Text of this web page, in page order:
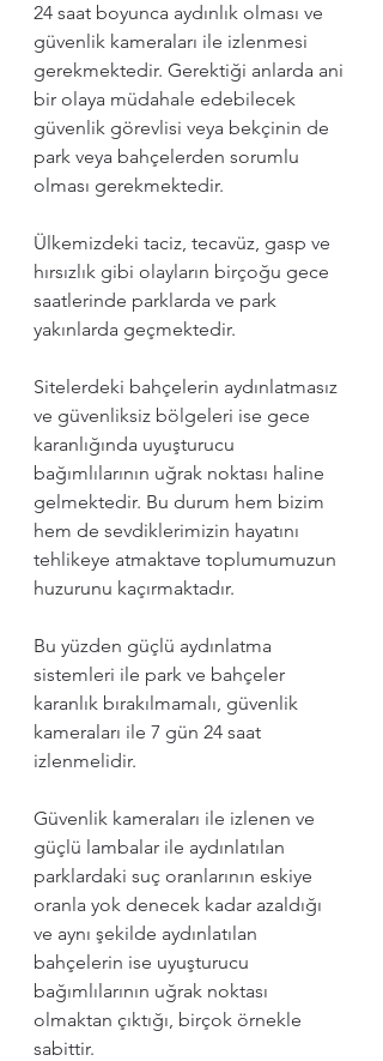
24 saat boyunca aydınlık olması ve
güvenlik kameraları ile izlenmesi
gerekmektedir. Gerektiği anlarda ani
bir olaya müdahale edebilecek
güvenlik görevlisi veya bekçinin de
park veya bahçelerden sorumlu
olması gerekmektedir.
Ülkemizdeki taciz, tecavüz, gasp ve
hırsızlık gibi olayların birçoğu gece
saatlerinde parklarda ve park
yakınlarda geçmektedir.
Sitelerdeki bahçelerin aydınlatmasız
ve güvenliksiz bölgeleri ise gece
karanlığında uyuşturucu
bağımlılarının uğrak noktası haline
gelmektedir. Bu durum hem bizim
hem de sevdiklerimizin hayatını
tehlikeye atmaktave toplumumuzun
huzurunu kaçırmaktadır.
Bu yüzden güçlü aydınlatma
sistemleri ile park ve bahçeler
karanlık bırakılmamalı, güvenlik
kameraları ile 7 gün 24 saat
izlenmelidir.
Güvenlik kameraları ile izlenen ve
güçlü lambalar ile aydınlatılan
parklardaki suç oranlarının eskiye
oranla yok denecek kadar azaldığı
ve aynı şekilde aydınlatılan
bahçelerin ise uyuşturucu
bağımlılarının uğrak noktası
olmaktan çıktığı, birçok örnekle
sabittir.